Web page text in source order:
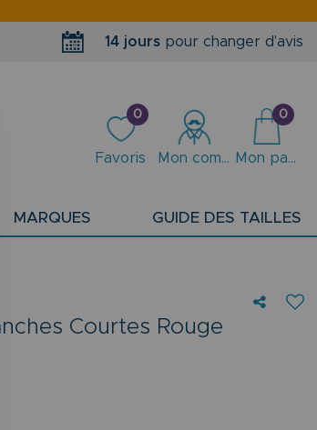
14 jours pour changer d'avis
0
Favoris Mon compte
0
Mon panier
MARQUES GUIDE DES TAILLES
Courtes Rouge